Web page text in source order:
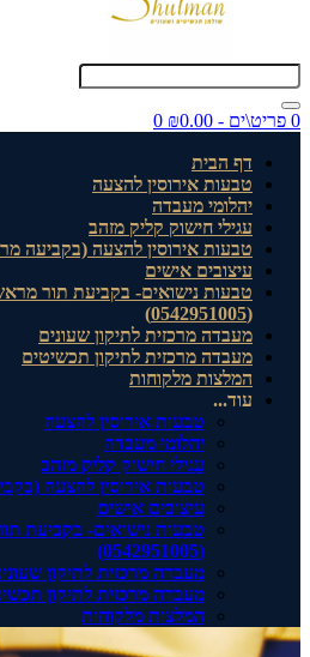
0 פריט\ים - ₪0.00 0
דף הבית
טבעות אירוסין להצעה
יהלומי מעבדה
עגילי חישוק קליק מזהב
טבעות אירוסין להצעה (בקביעה
עיצובים אישים
טבעות נישואים- בקביעת תור
(0542951005)
מעבדה מרכזית לתיקון שעונים
מעבדה מרכזית לתיקון תכשיטים
המלצות מלקוחות
עוד...
טבעות אירוסין להצעה
יהלומי מעבדה
עגילי חישוק קליק מזהב
טבעות אירוסין להצעה
עיצובים אישים
טבעות נישואים- בקביעת
(0542951005)
מעבדה מרכזית לתיקון
מעבדה מרכזית לתיקון
המלצות מלקוחות